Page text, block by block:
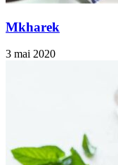
Mkharek
3 mai 2020